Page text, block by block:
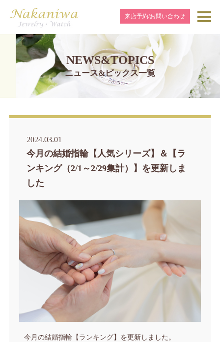
来店予約/お問い合わせ
NEWS&TOPICS
ニュース&ピックス一覧
2024.03.01
今月の結婚指輪【人気シリーズ】＆【ラ
ンキング（2/1～2/29集計）】を更新しま
した
今月の結婚指輪【ランキング】を更新しました。